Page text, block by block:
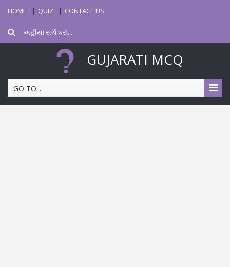
HOME QUIZ CONTACT US
GUJARATI MCQ
GO TO...